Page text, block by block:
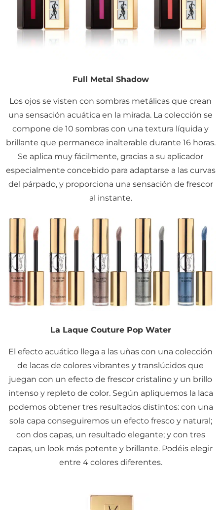
Full Metal Shadow
Los ojos se visten con sombras metálicas que crean
una sensación acuática en la mirada. La colección se
compone de 10 sombras con una textura líquida y
brillante que permanece inalterable durante 16 horas.
Se aplica muy fácilmente, gracias a su aplicador
especialmente concebido para adaptarse a las curvas
del párpado, y proporciona una sensación de frescor
al instante.
La Laque Couture Pop Water
El efecto acuático llega a las uñas con una colección
de lacas de colores vibrantes y translúcidos que
juegan con un efecto de frescor cristalino y un brillo
intenso y repleto de color. Según apliquemos la laca
podemos obtener tres resultados distintos: con una
sola capa conseguiremos un efecto fresco y natural;
con dos capas, un resultado elegante; y con tres
capas, un look más potente y brillante. Podéis elegir
entre 4 colores diferentes.